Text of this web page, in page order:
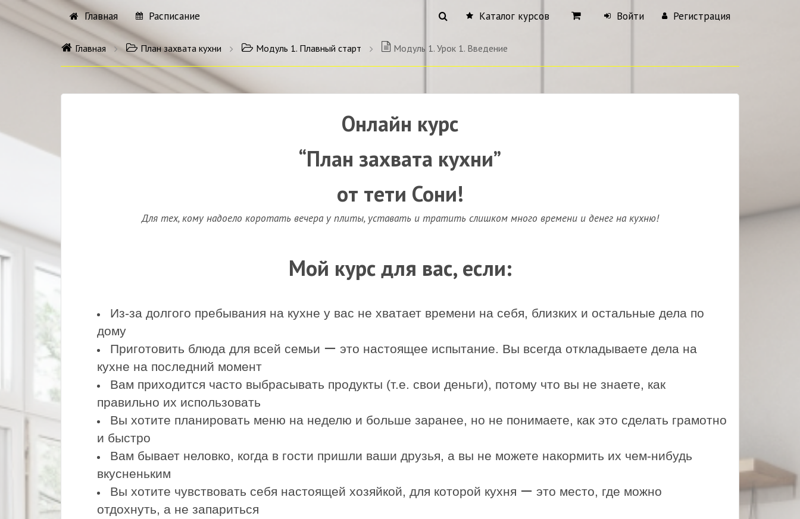
Главная Расписание Каталог курсов Войти Регистрация
Главная План захвата кухни Модуль 1. Плавный старт Модуль 1. Урок 1. Введение
Онлайн курс
“План захвата кухни”
от тети Сони!
Для тех, кому надоело коротать вечера у плиты, уставать и тратить слишком много времени и денег на кухню!
Мой курс для вас, если:
Из-за долгого пребывания на кухне у вас не хватает времени на себя, близких и остальные дела по
дому
Приготовить блюда для всей семьи ー это настоящее испытание. Вы всегда откладываете дела на
кухне на последний момент
Вам приходится часто выбрасывать продукты (т.е. свои деньги), потому что вы не знаете, как
правильно их использовать
Вы хотите планировать меню на неделю и больше заранее, но не понимаете, как это сделать грамотно
и быстро
Вам бывает неловко, когда в гости пришли ваши друзья, а вы не можете накормить их чем-нибудь
вкусненьким
Вы хотите чувствовать себя настоящей хозяйкой, для которой кухня ー это место, где можно
отдохнуть, а не запариться